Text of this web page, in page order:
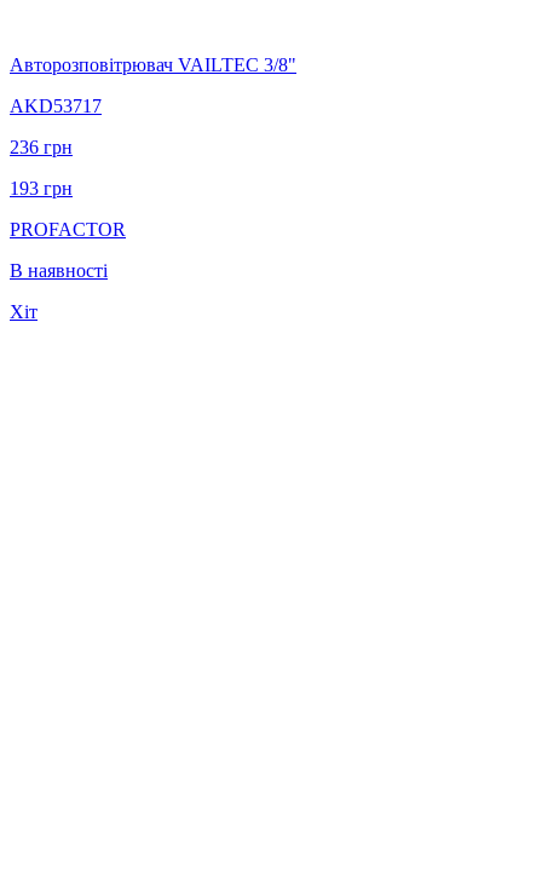
Авторозповітрювач VAILTEC 3/8"
AKD53717
236 грн
193 грн
PROFACTOR
В наявності
Хіт